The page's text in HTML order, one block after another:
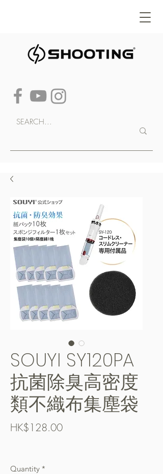
SOUYI SY120PA
抗菌除臭高密度
類不織布集塵袋
HK$128.00Price
Quantity *